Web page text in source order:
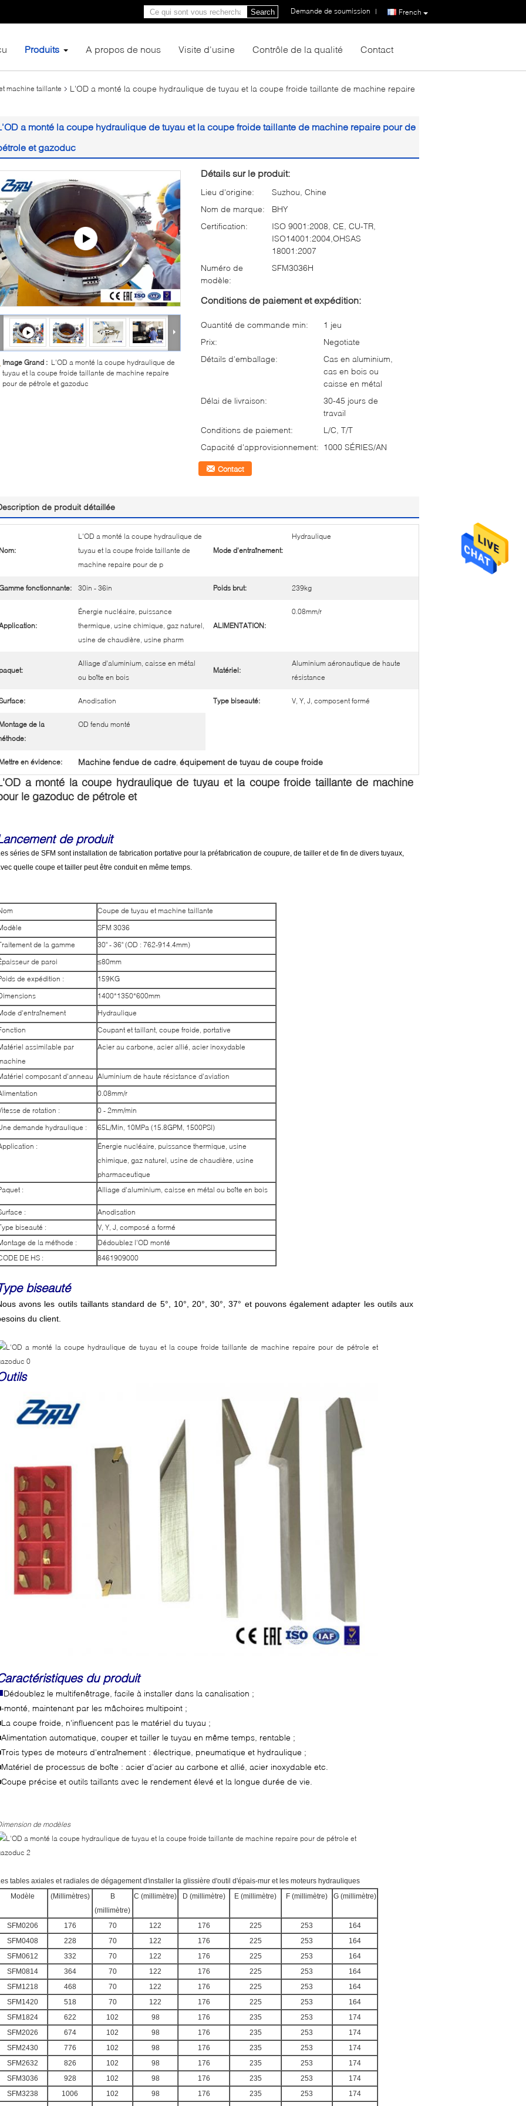
French
Demande de soumission |
Search
Produits A propos de nous Visite d'usine Contrôle de la qualité Contact
machine taillante L'OD a monté la coupe hydraulique de tuyau et la coupe froide taillante de machine repaire
a monté la coupe hydraulique de tuyau et la coupe froide taillante de machine repaire pour de
et gazoduc
Image Grand : L'OD a monté la coupe hydraulique de
tuyau et la coupe froide taillante de machine repaire
pour de pétrole et gazoduc
Détails sur le produit:
Lieu d'origine:
Suzhou, Chine
Nom de marque:
BHY
Certification:
ISO 9001:2008, CE, CU-TR,
ISO14001:2004,OHSAS
18001:2007
Numéro de
modèle:
SFM3036H
Conditions de paiement et expédition:
Quantité de commande min:
1 jeu
Prix:
Negotiate
Détails d'emballage:
Cas en aluminium,
cas en bois ou
caisse en métal
Délai de livraison:
30-45 jours de
travail
Conditions de paiement:
L/C, T/T
Capacité d'approvisionnement: 1000 SÉRIES/AN
Contact
de produit détaillée
L'OD a monté la coupe hydraulique de
tuyau et la coupe froide taillante de
machine repaire pour de p
Mode d'entraînement:
Hydraulique
fonctionnante: 30in - 36in Poids brut: 239kg
Énergie nucléaire, puissance
thermique, usine chimique, gaz naturel,
usine de chaudière, usine pharm
ALIMENTATION:
0.08mm/r
Alliage d'aluminium, caisse en métal
ou boîte en bois
Matériel:
Aluminium aéronautique de haute
résistance
Anodisation Type biseauté: V, Y, J, composent formé
de la
OD fendu monté
en évidence: Machine fendue de cadre, équipement de tuyau de coupe froide
a monté la coupe hydraulique de tuyau et la coupe froide taillante de machine
le gazoduc de pétrole et
de produit
séries de SFM sont installation de fabrication portative pour la préfabrication de coupure, de tailler et de fin de divers tuyaux,
quelle coupe et tailler peut être conduit en même temps.
Coupe de tuyau et machine taillante
SFM 3036
de la gamme
30" - 36" (OD : 762-914.4mm)
de paroi
≤80mm
de expédition :
159KG
1400*1350*600mm
d'entraînement
Hydraulique
Coupant et taillant, coupe froide, portative
assimilable par
Acier au carbone, acier allié, acier inoxydable
composant d'anneau Aluminium de haute résistance d'aviation
0.08mm/r
de rotation :
0 - 2mm/min
demande hydraulique :
65L/Min, 10MPa (15.8GPM, 1500PSI)
:
Énergie nucléaire, puissance thermique, usine
chimique, gaz naturel, usine de chaudière, usine
pharmaceutique
:
Alliage d'aluminium, caisse en métal ou boîte en bois
:
Anodisation
biseauté :
V, Y, J, composé a formé
de la méthode :
Dédoublez l'OD monté
DE HS :
8461909000
biseauté
avons les outils taillants standard de 5°, 10°, 20°, 30°, 37° et pouvons également adapter les outils aux
du client.
du produit
Dédoublez le multifenêtrage, facile à installer dans la canalisation ;
monté, maintenant par les mâchoires multipoint ;
coupe froide, n'influencent pas le matériel du tuyau ;
automatique, couper et tailler le tuyau en même temps, rentable ;
types de moteurs d'entraînement : électrique, pneumatique et hydraulique ;
de processus de boîte : acier d'acier au carbone et allié, acier inoxydable etc.
précise et outils taillants avec le rendement élevé et la longue durée de vie.
de modèles
tables axiales et radiales de dégagement d'installer la glissière d'outil d'épais-mur et les moteurs hydrauliques
Modèle
(Millimètres)
B
(millimètre)
C (millimètre) D (millimètre) E (millimètre) F (millimètre) G (millimètre)
SFM0206 176 70 122 176 225 253
164
SFM0408
228 70 122 176 225 253
164
SFM0612
332 70 122 176 225 253
164
SFM0814
364 70 122 176 225 253
164
SFM1218
468 70 122 176 225 253
164
SFM1420
518 70 122 176 225 253
164
SFM1824
622 102 98 176 235 253
174
SFM2026
674 102 98 176 235 253
174
SFM2430
776 102 98 176 235 253
174
SFM2632
826 102 98 176 235 253
174
SFM3036
928 102 98 176 235 253
174
SFM3238
1006 102 98 176 235 253
174